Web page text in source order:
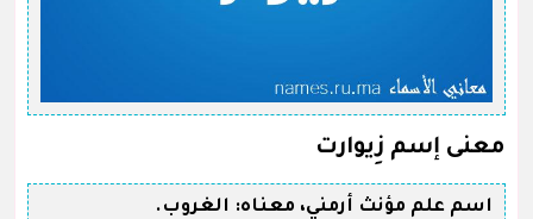
معنى إسم زِيوارت
اسم علم مؤنث أرمني، معناه: الغروب.